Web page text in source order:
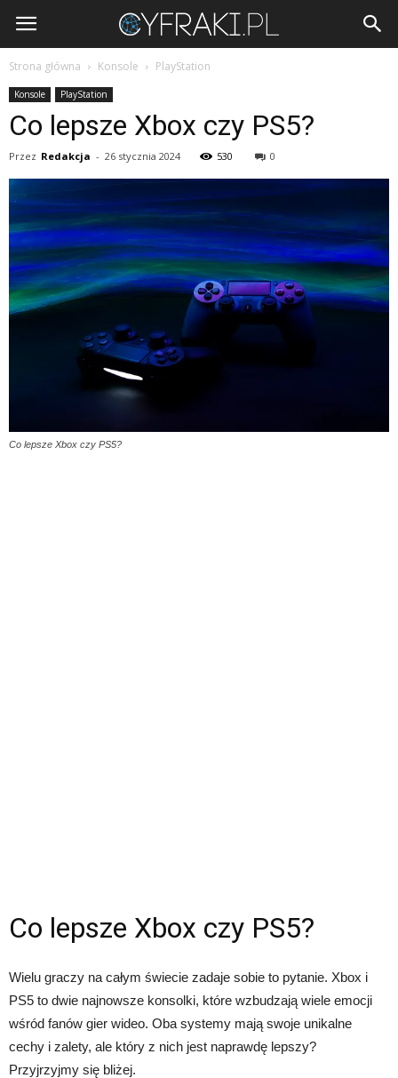
Cyfraki.pl
Strona główna Konsole PlayStation
Konsole PlayStation
Co lepsze Xbox czy PS5?
Przez Redakcja - 26 stycznia 2024 530 0
Co lepsze Xbox czy PS5?
Co lepsze Xbox czy PS5?
Wielu graczy na całym świecie zadaje sobie to pytanie. Xbox i
PS5 to dwie najnowsze konsolki, które wzbudzają wiele emocji
wśród fanów gier wideo. Oba systemy mają swoje unikalne
cechy i zalety, ale który z nich jest naprawdę lepszy?
Przyjrzyjmy się bliżej.